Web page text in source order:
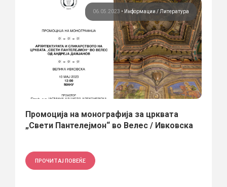
06.05.2023 • Информации Литература
Промоција на монографија за црквата
„Свети Пантелејмон“ во Велес / Ивковска
ПРОЧИТАЈ ПОВЕЌЕ